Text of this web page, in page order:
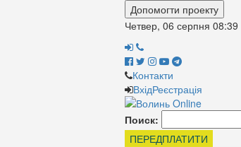
Допомогти проекту
Четвер, 06 серпня 08:39
Контакти
ВхідРеєстрація
Поиск:
ПЕРЕДПЛАТИТИ